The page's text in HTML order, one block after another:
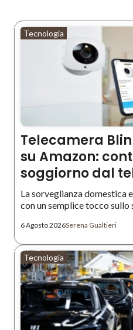
Tecnologia
Telecamera
su Amazon:
soggiorno dal
La sorveglianza domestica
con un semplice tocco sullo
6 Agosto 2026Serena Gualtieri
Tecnologia